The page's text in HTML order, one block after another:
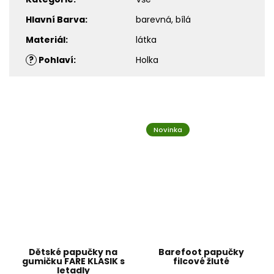
Hlavní Barva:
barevná, bílá
Materiál:
látka
? Pohlaví: Holka
Dětské papučky na
gumičku FARE KLASIK s
letadly
Novinka
Barefoot papučky
filcové žluté